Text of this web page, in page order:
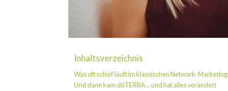
Inhaltsverzeichnis
Was oft schief läuft im klassischen Network-Marketing
Und dann kam dōTERRA… und hat alles verändert